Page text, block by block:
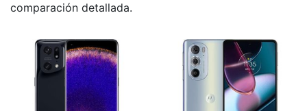
comparación detallada.